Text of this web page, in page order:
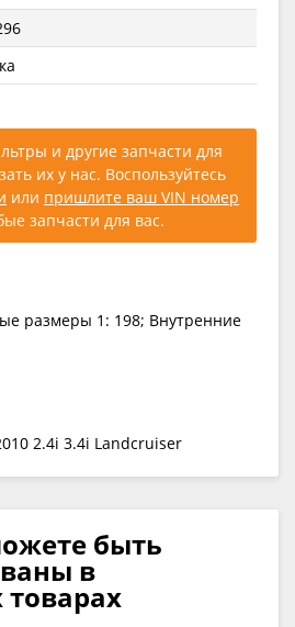
и другие запчасти для
их у нас. Воспользуйтесь
или пришлите ваш VIN номер
запчасти для вас.
размеры 1: 198; Внутренние
2.4i 3.4i Landcruiser
быть
в